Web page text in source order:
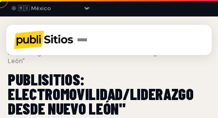
Inicio
León"
PUBLISITIOS:
ELECTROMOVILIDAD/LIDERAZGO
DESDE NUEVO LEÓN"